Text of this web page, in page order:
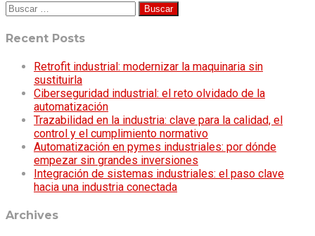
Buscar:
Recent Posts
Retrofit industrial: modernizar la maquinaria sin
sustituirla
Ciberseguridad industrial: el reto olvidado de la
automatización
Trazabilidad en la industria: clave para la calidad, el
control y el cumplimiento normativo
Automatización en pymes industriales: por dónde
empezar sin grandes inversiones
Integración de sistemas industriales: el paso clave
hacia una industria conectada
Archives